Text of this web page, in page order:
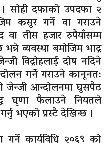
सोही दफाको उपदफा २
कसुर गर्ने वा गराउने
वा तीस हजार रुपैयाँसम्म
व्यवस्था बमोजिम भाद्र
विद्रोहलाई दोष नदिने
गर्ने गराउने कानूनत:
जेन्जी आन्दोलनमा घुसपैठ
घृणा फैलाउने नियतले
भएको प्रस्टै देखिन्छ ।